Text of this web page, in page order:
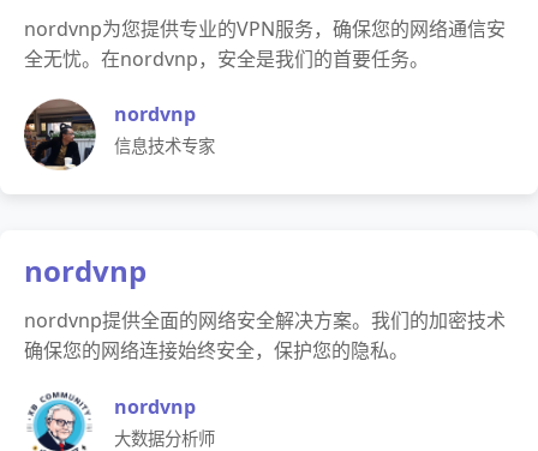
nordvnp为您提供专业的VPN服务，确保您的网络通信安
全无忧。在nordvnp，安全是我们的首要任务。
nordvnp
信息技术专家
nordvnp
nordvnp提供全面的网络安全解决方案。我们的加密技术
确保您的网络连接始终安全，保护您的隐私。
nordvnp
大数据分析师